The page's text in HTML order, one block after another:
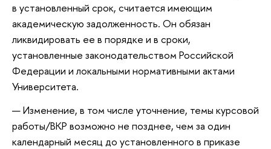
в установленный срок, считается имеющим
академическую задолженность. Он обязан
ликвидировать ее в порядке и в сроки,
установленные законодательством Российской
Федерации и локальными нормативными актами
Университета.
Изменение, в том числе уточнение, темы курсовой
работы/ВКР возможно не позднее, чем за один
календарный месяц до установленного в приказе